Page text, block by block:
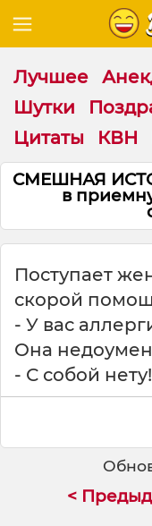
Лучшее
Шутки
Цитаты
КВН
СМЕШНАЯ
в
Поступает
скорой
- У вас
Она
- С собой нету!
<